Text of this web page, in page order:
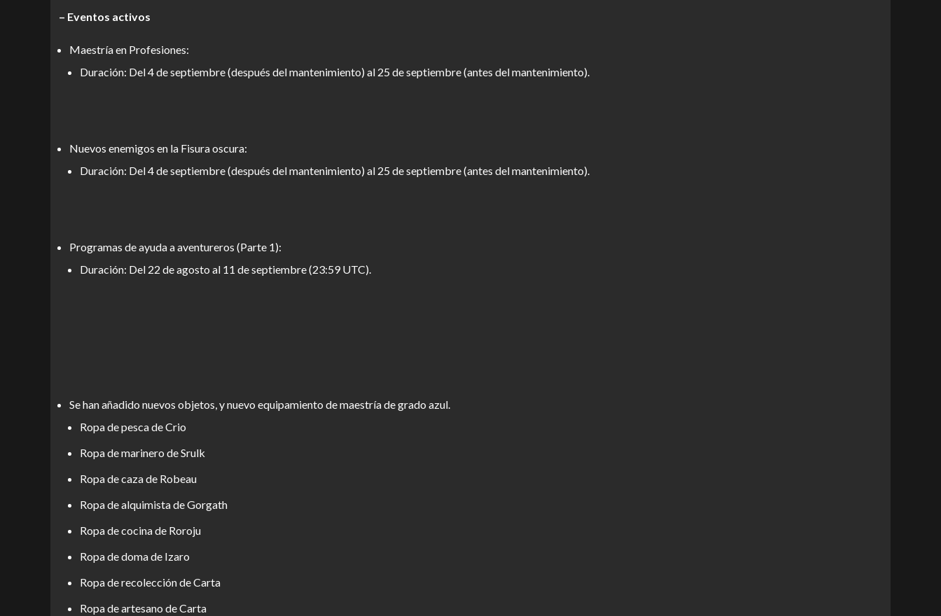
– Eventos activos
Maestría en Profesiones:
Duración: Del 4 de septiembre (después del mantenimiento) al 25 de septiembre (antes del mantenimiento).
Nuevos enemigos en la Fisura oscura:
Duración: Del 4 de septiembre (después del mantenimiento) al 25 de septiembre (antes del mantenimiento).
Programas de ayuda a aventureros (Parte 1):
Duración: Del 22 de agosto al 11 de septiembre (23:59 UTC).
Se han añadido nuevos objetos, y nuevo equipamiento de maestría de grado azul.
Ropa de pesca de Crio
Ropa de marinero de Srulk
Ropa de caza de Robeau
Ropa de alquimista de Gorgath
Ropa de cocina de Roroju
Ropa de doma de Izaro
Ropa de recolección de Carta
Ropa de artesano de Carta